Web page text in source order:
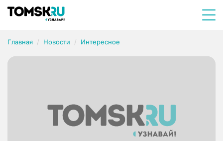
Главная Новости Интересное